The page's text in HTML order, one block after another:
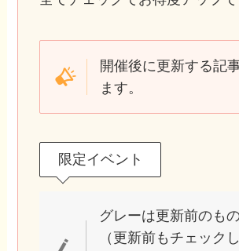
開催後に更新する記
ます。
限定イベント
グレーは更新前のもの
（更新前もチェック